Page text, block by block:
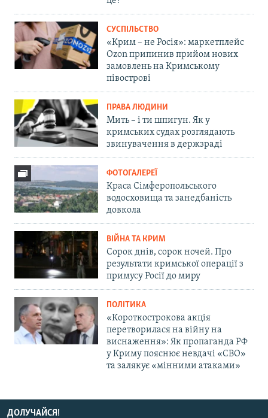
СУСПІЛЬСТВО
«Крим – не Росія»: маркетплейс
Ozon припинив прийом нових
замовлень на Кримському
півострові
ПРАВА ЛЮДИНИ
Мить – і ти шпигун. Як у
кримських судах розглядають
звинувачення в держзраді
ФОТОГАЛЕРЕЇ
Краса Сімферопольського
водосховища та занедбаність
довкола
ВІЙНА ТА КРИМ
Сорок днів, сорок ночей. Про
результати кримської операції з
примусу Росії до миру
ПОЛІТИКА
«Короткострокова акція
перетворилася на війну на
виснаження»: Як пропаганда РФ
у Криму пояснює невдачі «СВО»
та залякує «мінними атаками»
ДОЛУЧАЙСЯ!